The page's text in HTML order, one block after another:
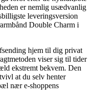
er nemlig usædvanlig
leveringsversion
Double Charm i
hjem til dig privat
viser sig til tider
ekstremt bekvem. Den
at du selv henter
nær e-shoppens